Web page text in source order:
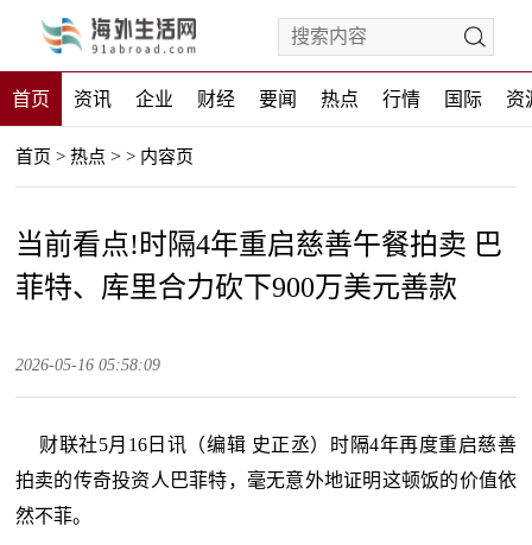
首页 资讯 企业 财经 要闻 热点 行情 国际 资
首页 > 热点 > > 内容页
当前看点!时隔4年重启慈善午餐拍卖 巴
菲特、库里合力砍下900万美元善款
2026-05-16 05:58:09
财联社5月16日讯（编辑 史正丞）时隔4年再度重启慈善
拍卖的传奇投资人巴菲特，毫无意外地证明这顿饭的价值依
然不菲。